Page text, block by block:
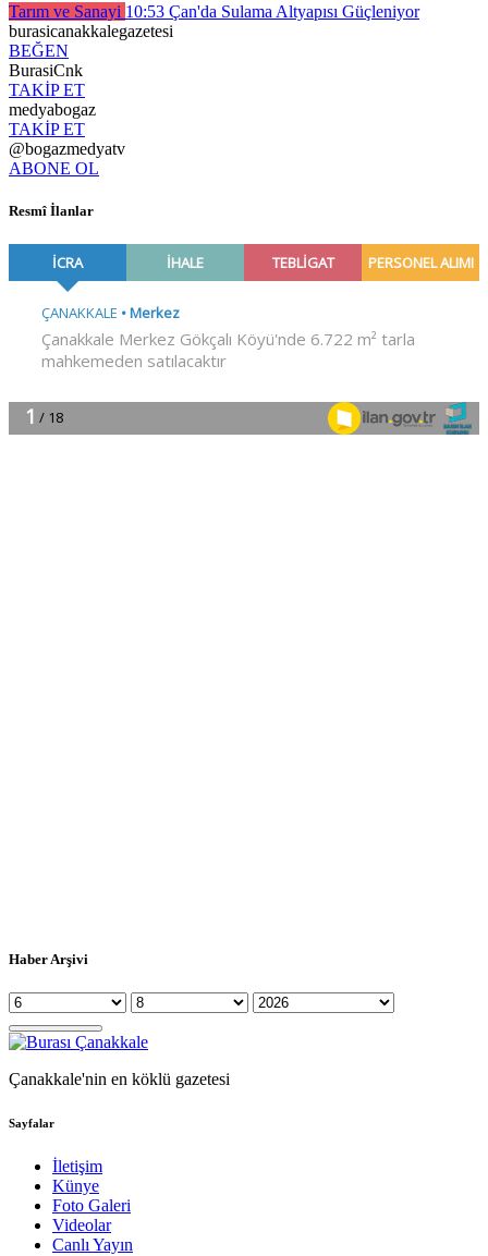
Tarım ve Sanayi 10:53 Çan'da Sulama Altyapısı Güçleniyor
burasicanakkalegazetesi
BEĞEN
BurasiCnk
TAKİP ET
medyabogaz
TAKİP ET
@bogazmedyatv
ABONE OL
Resmî İlanlar
Haber Arşivi
Çanakkale'nin en köklü gazetesi
Sayfalar
İletişim
Künye
Foto Galeri
Videolar
Canlı Yayın